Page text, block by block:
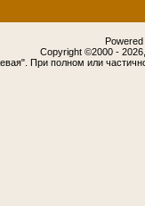
Copyright ©2000 -
При полном или